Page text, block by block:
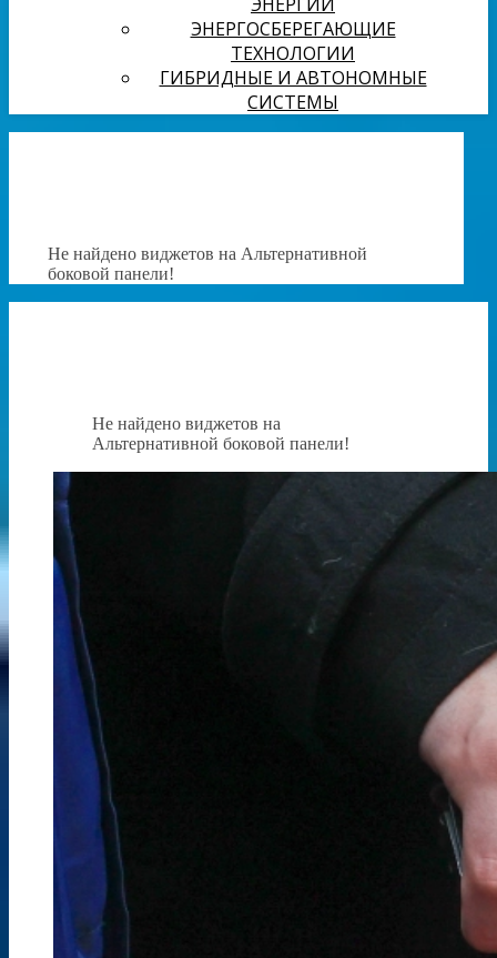
ЭНЕРГОСБЕРЕГАЮЩИЕ
ТЕХНОЛОГИИ
ГИБРИДНЫЕ И АВТОНОМНЫЕ
СИСТЕМЫ
Не найдено виджетов на Альтернативной
боковой панели!
Не найдено виджетов на
Альтернативной боковой панели!